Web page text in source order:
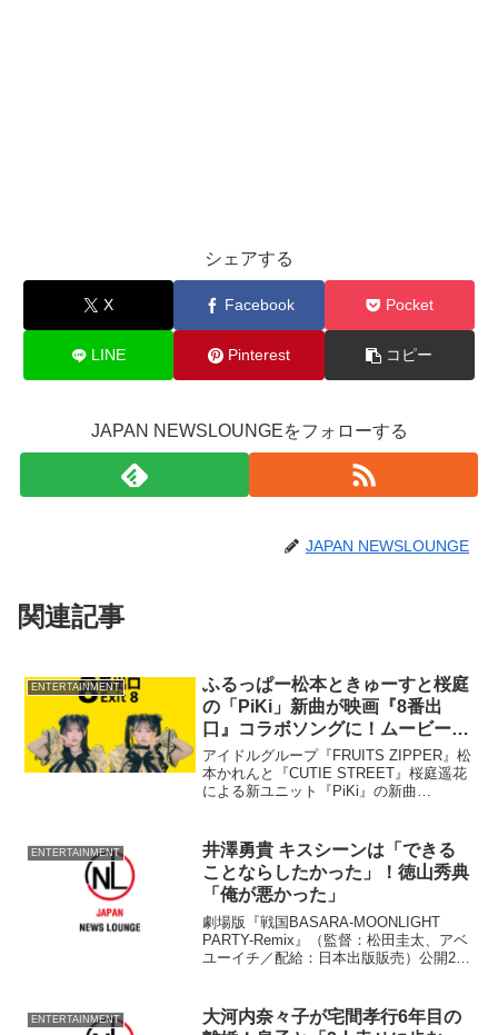
シェアする
X Facebook Pocket
LINE Pinterest コピー
JAPAN NEWSLOUNGEをフォローする
JAPAN NEWSLOUNGE
関連記事
ENTERTAINMENT
ふるっぱー松本ときゅーすと桜庭
の「PiKi」新曲が映画『8番出
口』コラボソングに！ムービーも
解禁
アイドルグループ『FRUITS ZIPPER』松
本かれんと『CUTIE STREET』桜庭遥花
による新ユニット『PiKi』の新曲
口』コラボレーションソングに決定し
た。
ENTERTAINMENT
井澤勇貴 キスシーンは「できる
ことならしたかった」！徳山秀典
「俺が悪かった」
劇場版『戦国BASARA-MOONLIGHT
PARTY-Remix』（監督：松田圭太、アベ
ユーイチ／配給：日本出版販売）公開2週
山秀典（30）、猿飛佐助役・井澤勇貴...
ENTERTAINMENT
大河内奈々子が宅間孝行6年目の